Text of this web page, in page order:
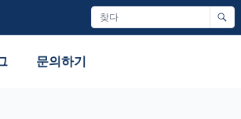
문의하기